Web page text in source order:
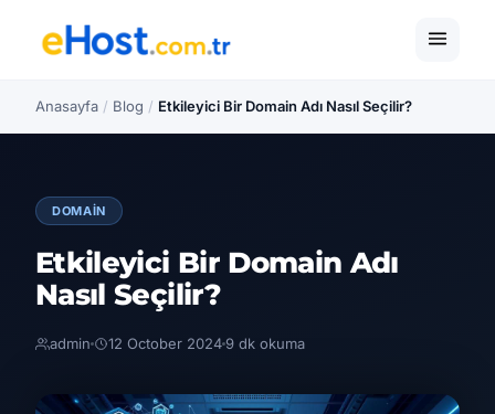
Anasayfa / Blog / Etkileyici Bir Domain Adı Nasıl Seçilir?
DOMAIN
Etkileyici Bir Domain Adı
Nasıl Seçilir?
admin 12 October 20249 dk okuma